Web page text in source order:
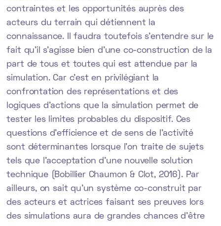
contraintes et les opportunités auprès des
acteurs du terrain qui détiennent la
connaissance. Il faudra toutefois s’entendre sur le
fait qu’il s’agisse bien d’une co-construction de la
part de tous et toutes qui est attendue par la
simulation. Car c’est en privilégiant la
confrontation des représentations et des
logiques d’actions que la simulation permet de
tester les limites probables du dispositif. Ces
questions d’efficience et de sens de l’activité
sont déterminantes lorsque l’on traite de sujets
tels que l’acceptation d’une nouvelle solution
technique (Bobillier Chaumon & Clot, 2016). Par
ailleurs, on sait qu’un système co-construit par
des acteurs et actrices faisant ses preuves lors
des simulations aura de grandes chances d’être